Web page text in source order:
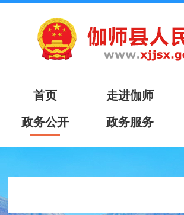
首页 走进伽师
政务公开 政务服务